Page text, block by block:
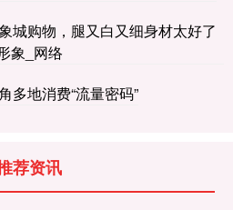
城购物，腿又白又细身材太好了
象_网络
多地消费“流量密码”
荐资讯